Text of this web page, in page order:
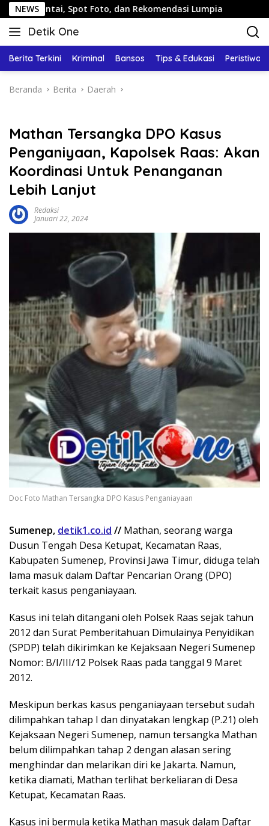
Langsung
ke
konten
NEWSFoto, dan Rekomendasi Lumpia Panduan
Detik One
Tajam
Fakta
Berita Terkini Kriminal Bansos Tips & Edukasi Peristiwa
Beranda Berita Daerah
Mathan Tersangka DPO Kasus
Penganiyaan, Kapolsek Raas: Akan
Koordinasi Untuk Penanganan
Lebih Lanjut
Redaksi
Januari 22, 2024
Doc Foto Mathan Tersangka DPO Kasus Penganiayaan
Sumenep, detik1.co.id // Mathan, seorang warga
Dusun Tengah Desa Ketupat, Kecamatan Raas,
Kabupaten Sumenep, Provinsi Jawa Timur, diduga telah
lama masuk dalam Daftar Pencarian Orang (DPO)
terkait kasus penganiayaan.
Kasus ini telah ditangani oleh Polsek Raas sejak tahun
2012 dan Surat Pemberitahuan Dimulainya Penyidikan
(SPDP) telah dikirimkan ke Kejaksaan Negeri Sumenep
Nomor: B/I/III/12 Polsek Raas pada tanggal 9 Maret
2012.
Meskipun berkas kasus penganiayaan tersebut sudah
dilimpahkan tahap I dan dinyatakan lengkap (P.21) oleh
Kejaksaan Negeri Sumenep, namun tersangka Mathan
belum dilimpahkan tahap 2 dengan alasan sering
menghindar dan melarikan diri ke Jakarta. Namun,
ketika diamati, Mathan terlihat berkeliaran di Desa
Ketupat, Kecamatan Raas.
Kasus ini bermula ketika Mathan masuk dalam Daftar